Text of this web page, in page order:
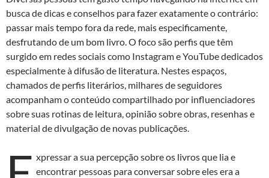
busca de dicas e conselhos para fazer exatamente o contrário:
passar mais tempo fora da rede, mais especificamente,
desfrutando de um bom livro. O foco são perfis que têm
surgido em redes sociais como Instagram e YouTube dedicados
especialmente à difusão de literatura. Nestes espaços,
chamados de perfis literários, milhares de seguidores
acompanham o conteúdo compartilhado por influenciadores
sobre suas rotinas de leitura, opinião sobre obras, resenhas e
material de divulgação de novas publicações.
xpressar a sua percepção sobre os livros que lia e
encontrar pessoas para conversar sobre eles era a